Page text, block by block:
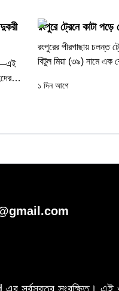
রংপুরে ট্রেনে কাটা পড়ে
রংপুরের পীরগাছায় চলন্ত
বিটুল মিয়া (৩৯) নামে এক
১ দিন আগে